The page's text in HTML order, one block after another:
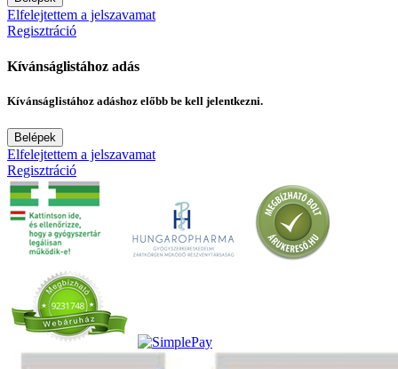
Elfelejtettem a jelszavamat
Regisztráció
Kívánságlistához adás
Kívánságlistához adáshoz előbb be kell jelentkezni.
Belépek
Elfelejtettem a jelszavamat
Regisztráció